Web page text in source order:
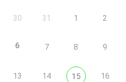
30 31 1 2
6 7 8 9
13 14 15 16